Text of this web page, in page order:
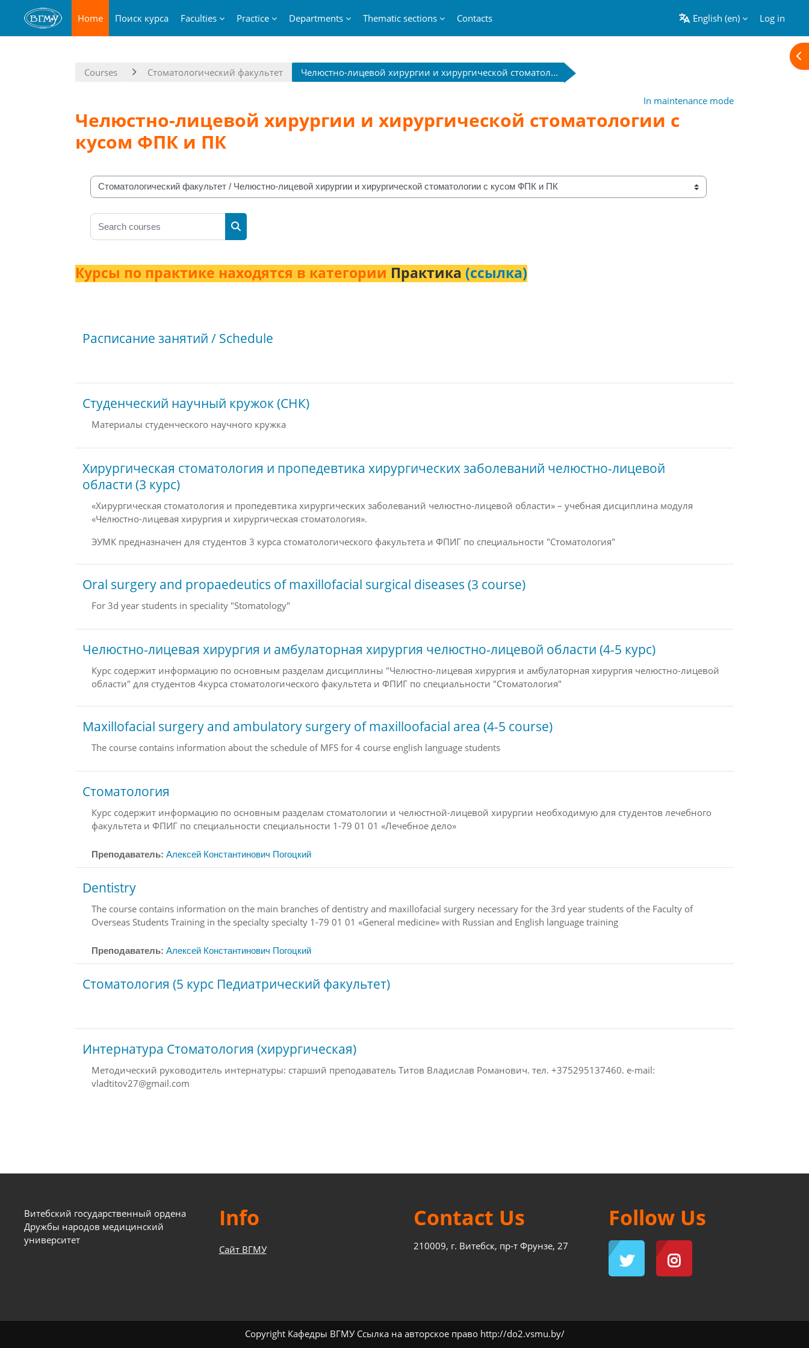
Home Поиск курса Faculties Practice Departments Thematic sections Contacts English ‎(en)‎ Log in
Courses Стоматологический факультет Челюстно-лицевой хирургии и хирургической стоматол...
In maintenance mode
Челюстно-лицевой хирургии и хирургической стоматологии с
кусом ФПК и ПК
Course categories
Search courses
Курсы по практике находятся в категории Практика (ссылка)
Расписание занятий / Schedule
Студенческий научный кружок (СНК)
Материалы студенческого научного кружка
Хирургическая стоматология и пропедевтика хирургических заболеваний челюстно-лицевой
области (3 курс)
«Хирургическая стоматология и пропедевтика хирургических заболеваний челюстно-лицевой области» – учебная дисциплина модуля
«Челюстно-лицевая хирургия и хирургическая стоматология».
ЭУМК предназначен для студентов 3 курса стоматологического факультета и ФПИГ по специальности "Стоматология"
Oral surgery and propaedeutics of maxillofacial surgical diseases (3 course)
For 3d year students in speciality "Stomatology"
Челюстно-лицевая хирургия и амбулаторная хирургия челюстно-лицевой области (4-5 курс)
Курс содержит информацию по основным разделам дисциплины "Челюстно-лицевая хирургия и амбулаторная хирургия челюстно-лицевой
области" для студентов 4курса стоматологического факультета и ФПИГ по специальности "Стоматология"
Maxillofacial surgery and ambulatory surgery of maxilloofacial area (4-5 course)
The course contains information about the schedule of MFS for 4 course english language students
Стоматология
Курс содержит информацию по основным разделам стоматологии и челюстной-лицевой хирургии необходимую для студентов лечебного
факультета и ФПИГ по специальности специальности 1-79 01 01 «Лечебное дело»
Преподаватель: Алексей Константинович Погоцкий
Dentistry
The course contains information on the main branches of dentistry and maxillofacial surgery necessary for the 3rd year students of the Faculty of
Overseas Students Training in the specialty specialty 1-79 01 01 «General medicine» with Russian and English language training
Преподаватель: Алексей Константинович Погоцкий
Стоматология (5 курс Педиатрический факультет)
Интернатура Стоматология (хирургическая)
Методический руководитель интернатуры: старший преподаватель Титов Владислав Романович. тел. +375295137460. e-mail:
vladtitov27@gmail.com
Витебский государственный ордена
Дружбы народов медицинский
университет
Info
Сайт ВГМУ
Contact Us
210009, г. Витебск, пр-т Фрунзе, 27
Follow Us
Copyright Кафедры ВГМУ Ссылка на авторское право http://do2.vsmu.by/